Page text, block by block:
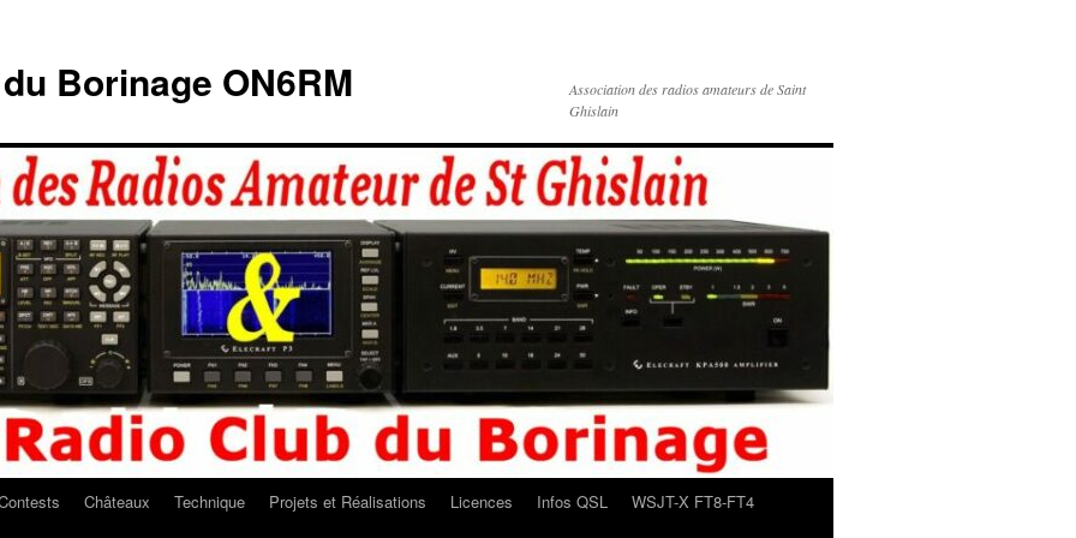
Borinage ON6RM
Association des radios amateurs de Saint
Ghislain
Châteaux Technique Projets et Réalisations Licences Infos QSL
WSJT-X FT8-FT4